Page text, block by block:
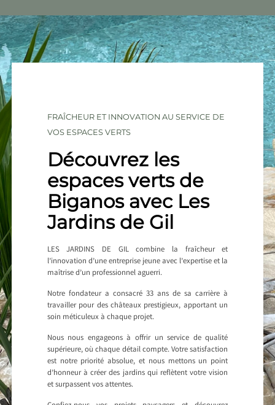
FRAÎCHEUR ET INNOVATION AU SERVICE DE
VOS ESPACES VERTS
Découvrez les
espaces verts de
Biganos avec Les
Jardins de Gil
LES JARDINS DE GIL combine la fraîcheur et
l’innovation d’une entreprise jeune avec l’expertise et la
maîtrise d’un professionnel aguerri.
Notre fondateur a consacré 33 ans de sa carrière à
travailler pour des châteaux prestigieux, apportant un
soin méticuleux à chaque projet.
Nous nous engageons à offrir un service de qualité
supérieure, où chaque détail compte. Votre satisfaction
est notre priorité absolue, et nous mettons un point
d’honneur à créer des jardins qui reflètent votre vision
et surpassent vos attentes.